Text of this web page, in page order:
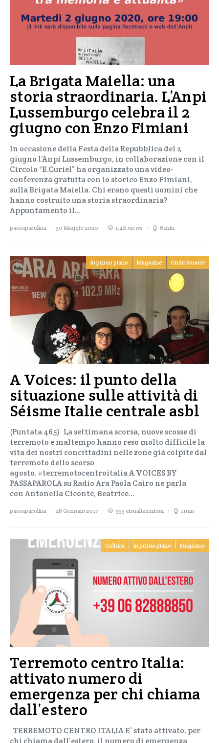
La Brigata Maiella: una
storia straordinaria. L’Anpi
Lussemburgo celebra il 2
giugno con Enzo Fimiani
In occasione della Festa della Repubblica del 2
giugno l’Anpi Lussemburgo, in collaborazione con il
Circolo “E.Curiel” ha organizzato una video-
conferenza gratuita con lo storico Enzo Fimiani,
sulla Brigata Maiella. Chi erano questi uomini che
hanno costruito una storia straordinaria?
Appuntamento il…
passaparolina 30 Maggio 2020 1,4K views 6 min
In primo piano Magazine Onde Sonore
A Voices: il punto della
situazione sulle attività di
Séisme Italie centrale asbl
(Puntata 465) La settimana scorsa, nuove scosse di
terremoto e maltempo hanno reso molto difficile la
vita dei nostri concittadini nelle zone già colpite dal
terremoto dello scorso
agosto. #terremotocentroitalia A VOICES BY
PASSAPAROLA su Radio Ara Paola Cairo ne parla
con Antonella Ciconte, Beatrice…
passaparolina 28 Gennaio 2017 955 visualizzazioni 1 min
Cultura In primo piano Magazine
Terremoto centro Italia:
attivato numero di
emergenza per chi chiama
dall’estero
TERREMOTO CENTRO ITALIA E’ stato attivato, per
chi chiama dall’estero, il numero di emergenza